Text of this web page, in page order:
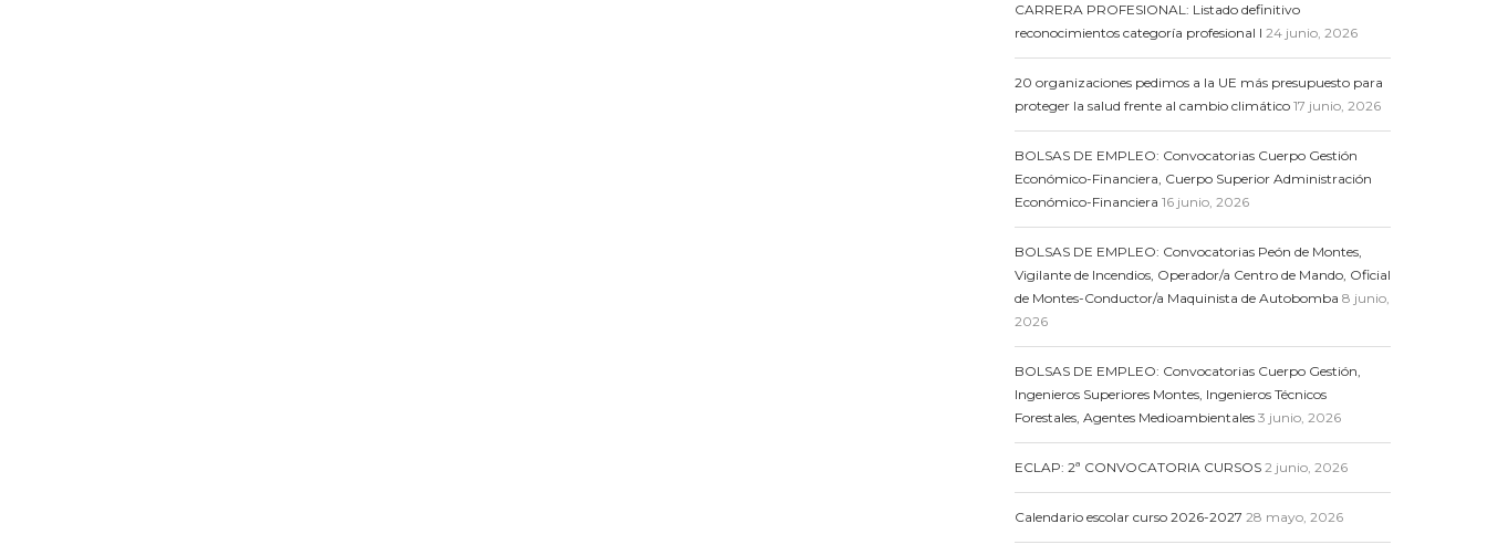
CARRERA PROFESIONAL: Listado definitivo
reconocimientos categoría profesional I 24 junio, 2026
20 organizaciones pedimos a la UE más presupuesto para
proteger la salud frente al cambio climático 17 junio, 2026
BOLSAS DE EMPLEO: Convocatorias Cuerpo Gestión
Económico-Financiera, Cuerpo Superior Administración
Económico-Financiera 16 junio, 2026
BOLSAS DE EMPLEO: Convocatorias Peón de Montes,
Vigilante de Incendios, Operador/a Centro de Mando, Oficial
de Montes-Conductor/a Maquinista de Autobomba 8 junio,
2026
BOLSAS DE EMPLEO: Convocatorias Cuerpo Gestión,
Ingenieros Superiores Montes, Ingenieros Técnicos
Forestales, Agentes Medioambientales 3 junio, 2026
ECLAP: 2ª CONVOCATORIA CURSOS 2 junio, 2026
Calendario escolar curso 2026-2027 28 mayo, 2026